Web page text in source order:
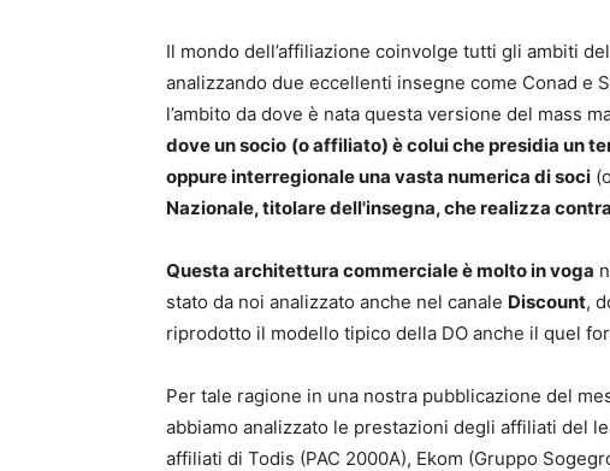
Il mondo dell’affiliazione coinvolge tutti gli ambiti
analizzando due eccellenti insegne come Conad e
l’ambito da dove è nata questa versione del mass
dove un socio (o affiliato) è colui che presidia un
oppure interregionale una vasta numerica di soci
Nazionale, titolare dell'insegna, che realizza
Questa architettura commerciale è molto in voga
stato da noi analizzato anche nel canale Discount,
riprodotto il modello tipico della DO anche il quel
Per tale ragione in una nostra pubblicazione del
abbiamo analizzato le prestazioni degli affiliati del
affiliati di Todis (PAC 2000A), Ekom (Gruppo